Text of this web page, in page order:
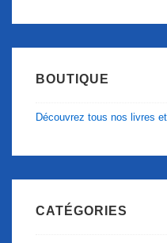
BOUTIQUE
Découvrez tous nos livres
CATÉGORIES